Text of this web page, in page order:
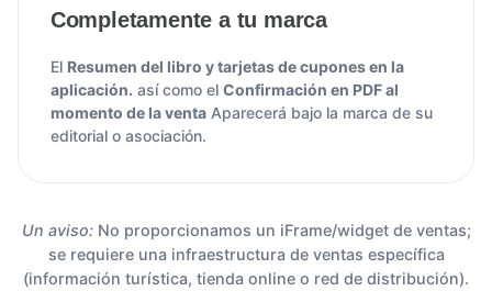
Completamente a tu marca
El Resumen del libro y tarjetas de cupones en la
aplicación. así como el Confirmación en PDF al
momento de la ventaAparecerá bajo la marca de su
editorial o asociación.
Un aviso:No proporcionamos un iFrame/widget de ventas;
se requiere una infraestructura de ventas específica
(información turística, tienda online o red de distribución).